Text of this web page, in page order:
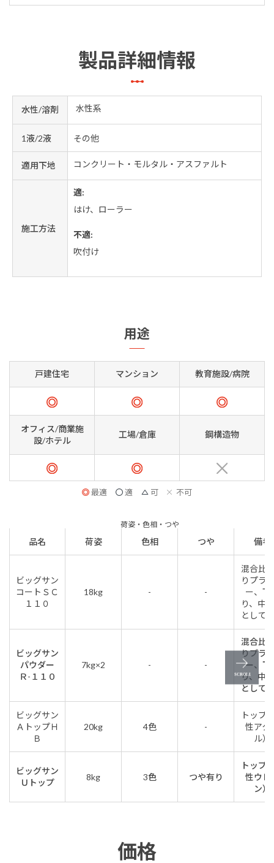
製品詳細情報
水性/溶剤 水性系
1液/2液 その他
適用下地 コンクリート・モルタル・アスファルト
施工方法
適:
はけ、ローラー
不適:
吹付け
用途
戸建住宅 マンション 教育施設/病院
オフィス/商業施
設/ホテル
工場/倉庫 鋼構造物
最適 適 可 不可
荷姿・色相・つや
品名 荷姿 色相 つや 備考
ビッグサン
コートＳＣ
１１０
18kg - -
混合比
りプラ
ー、下
り、中
として
ビッグサン
パウダー
Ｒ-１１０
7kg×2 - -
混合比
りプラ
ー、下
り、中
として
ビッグサン
ＡトップＨ
Ｂ
20kg 4色 -
トップ
性アク
ル）
ビッグサン
Ｕトップ
8kg 3色 つや有り
トップ
性ウレ
ン）
価格